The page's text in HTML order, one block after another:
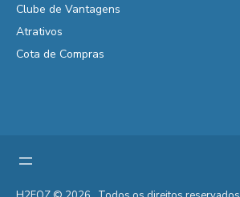
Clube de Vantagens
Atrativos
Cota de Compras